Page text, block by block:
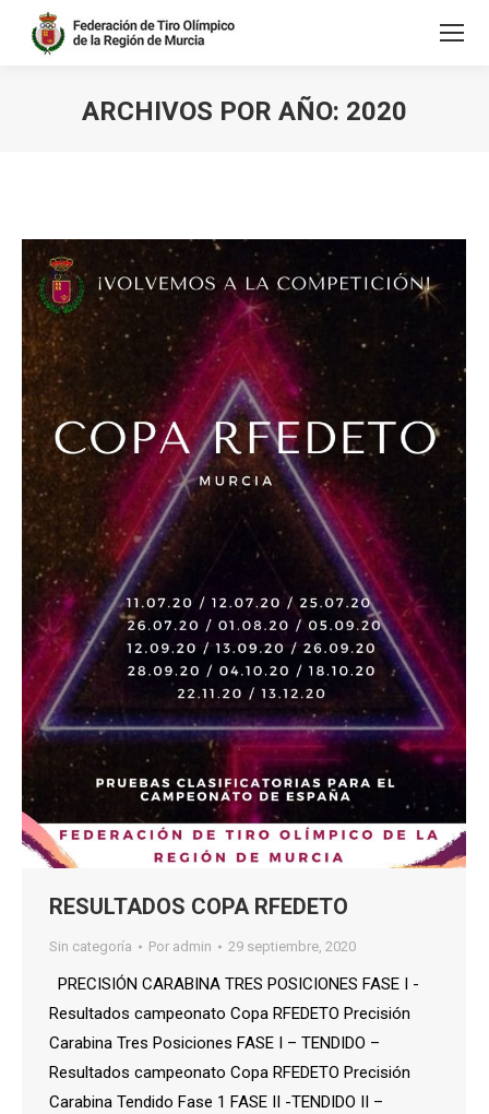
ARCHIVOS POR AÑO: 2020
RESULTADOS COPA RFEDETO
Sin categoría Por admin 29 septiembre, 2020
PRECISIÓN CARABINA TRES POSICIONES FASE I -
Resultados campeonato Copa RFEDETO Precisión
Carabina Tres Posiciones FASE I – TENDIDO –
Resultados campeonato Copa RFEDETO Precisión
Carabina Tendido Fase 1 FASE II -TENDIDO II –